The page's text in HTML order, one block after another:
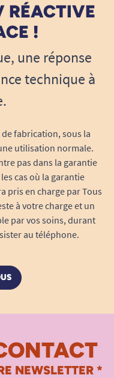
RÉACTIVE
!
une réponse
technique à
fabrication, sous la
utilisation normale.
pas dans la garantie
cas où la garantie
pris en charge par Tous
à votre charge et un
par vos soins, durant
au téléphone.
NEWSLETTER *